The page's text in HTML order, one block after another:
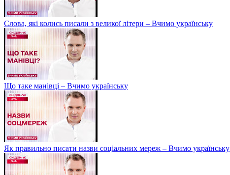
Слова, які колись писали з великої літери – Вчимо українську
Що таке манівці – Вчимо українську
Як правильно писати назви соціальних мереж – Вчимо українську